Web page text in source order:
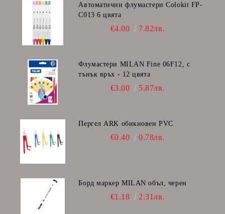
Автоматични флумастери Colokit FP-
C013 6 цвята
€4.00 7.82лв.
Флумастери MILAN Fine 06F12, с
тънък връх - 12 цвята
€3.00 5.87лв.
Пергел ARK обикновен PVC
€0.40 0.78лв.
Борд маркер MILAN объл, черен
€1.18 2.31лв.